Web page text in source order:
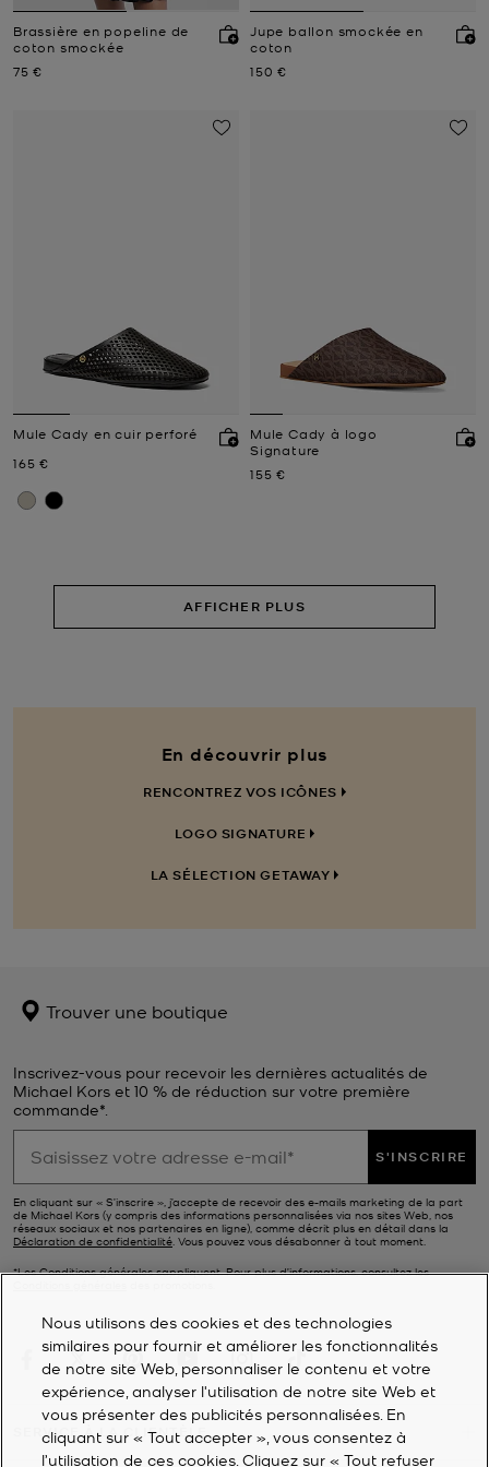
Brassière en popeline de
coton smockée
Prix actuel
75 €
Jupe ballon smockée en
coton
Prix actuel
150 €
Mule Cady en cuir perforé
Prix actuel
165 €
Mule Cady à logo
Signature
Prix actuel
155 €
AFFICHER PLUS
En découvrir plus
RENCONTREZ VOS ICÔNES
LOGO SIGNATURE
LA SÉLECTION GETAWAY
Trouver une boutique
Inscrivez-vous pour recevoir les dernières actualités de
Michael Kors et 10 % de réduction sur votre première
commande*.
S'INSCRIRE
En cliquant sur « S’inscrire », j’accepte de recevoir des e-mails marketing de la part
de Michael Kors (y compris des informations personnalisées via nos sites Web, nos
réseaux sociaux et nos partenaires en ligne), comme décrit plus en détail dans la
Déclaration de confidentialité . Vous pouvez vous désabonner à tout moment.
*Les Conditions générales sappliquent. Pour plus d’informations, consultez les
SERVICE À LA CLIENTÈLE
Nous utilisons des cookies et des technologies
similaires pour fournir et améliorer les fonctionnalités
de notre site Web, personnaliser le contenu et votre
expérience, analyser l'utilisation de notre site Web et
vous présenter des publicités personnalisées. En
cliquant sur « Tout accepter », vous consentez à
l’utilisation de ces cookies. Cliquez sur « Tout refuser